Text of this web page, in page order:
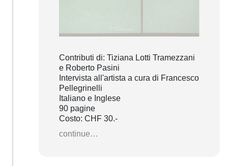
Contributi di: Tiziana Lotti Tramezzani
e Roberto Pasini
Intervista all'artista a cura di Francesco
Pellegrinelli
Italiano e Inglese
90 pagine
Costo: CHF 30.-
continue…